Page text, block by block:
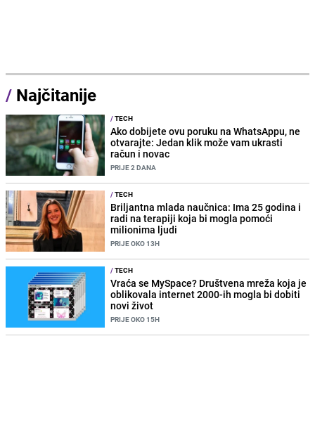
/ Najčitanije
/TECH
Ako dobijete ovu poruku na WhatsAppu, ne
otvarajte: Jedan klik može vam ukrasti
račun i novac
PRIJE 2 DANA
/TECH
Briljantna mlada naučnica: Ima 25 godina i
radi na terapiji koja bi mogla pomoći
milionima ljudi
PRIJE OKO 13H
/TECH
Vraća se MySpace? Društvena mreža koja je
oblikovala internet 2000-ih mogla bi dobiti
novi život
PRIJE OKO 15H